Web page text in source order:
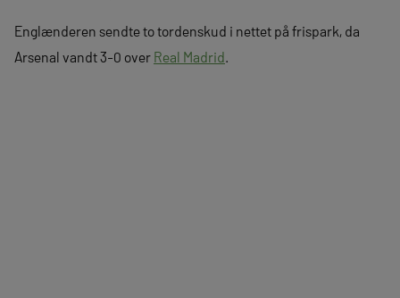
Englænderen sendte to tordenskud i nettet på frispark, da
Arsenal vandt 3-0 over Real Madrid.